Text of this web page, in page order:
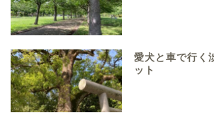
愛犬と車で行く
ット